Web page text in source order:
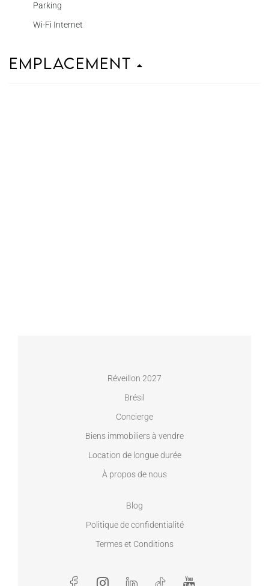
Parking
Wi-Fi Internet
Emplacement
Réveillon 2027
Brésil
Concierge
Biens immobiliers à vendre
Location de longue durée
À propos de nous
Blog
Politique de confidentialité
Termes et Conditions